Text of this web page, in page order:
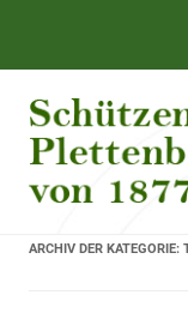
ARCHIV DER KATEGORIE: